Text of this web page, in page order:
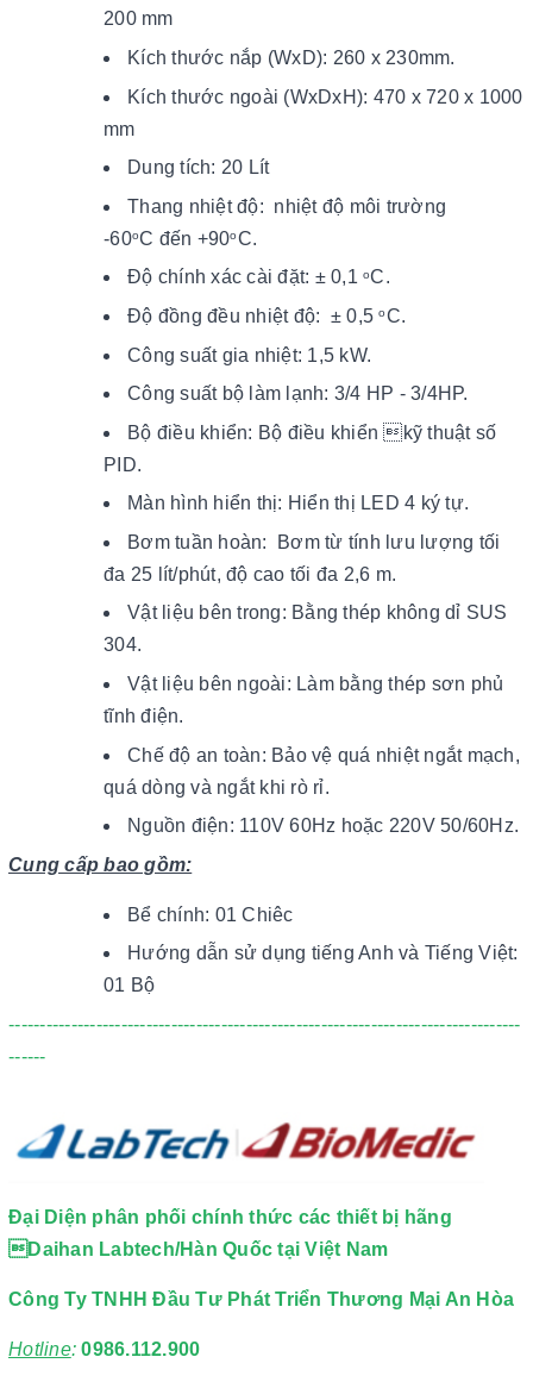
200 mm
Kích thước nắp (WxD): 260 x 230mm.
Kích thước ngoài (WxDxH): 470 x 720 x 1000
mm
Dung tích: 20 Lít
Thang nhiệt độ: nhiệt độ môi trường
-60oC đến +90oC.
Độ chính xác cài đặt: ± 0,1 oC.
Độ đồng đều nhiệt độ: ± 0,5oC.
Công suất gia nhiệt: 1,5 kW.
Công suất bộ làm lạnh: 3/4 HP - 3/4HP.
Bộ điều khiển: Bộ điều khiển kỹ thuật số
PID.
Màn hình hiển thị: Hiển thị LED 4 ký tự.
Bơm tuần hoàn: Bơm từ tính lưu lượng tối
đa 25 lít/phút, độ cao tối đa 2,6 m.
Vật liệu bên trong: Bằng thép không dỉ SUS
304.
Vật liệu bên ngoài: Làm bằng thép sơn phủ
tĩnh điện.
Chế độ an toàn: Bảo vệ quá nhiệt ngắt mạch,
quá dòng và ngắt khi rò rỉ.
Nguồn điện: 110V 60Hz hoặc 220V 50/60Hz.
Cung cấp bao gồm:
Bể chính: 01 Chiêc
Hướng dẫn sử dụng tiếng Anh và Tiếng Việt:
01 Bộ
----------------------------------------------------------------------------------
------
Đại Diện phân phối chính thức các thiết bị hãng
Daihan Labtech/Hàn Quốc tại Việt Nam
Công Ty TNHH Đầu Tư Phát Triển Thương Mại An Hòa
Hotline: 0986.112.900